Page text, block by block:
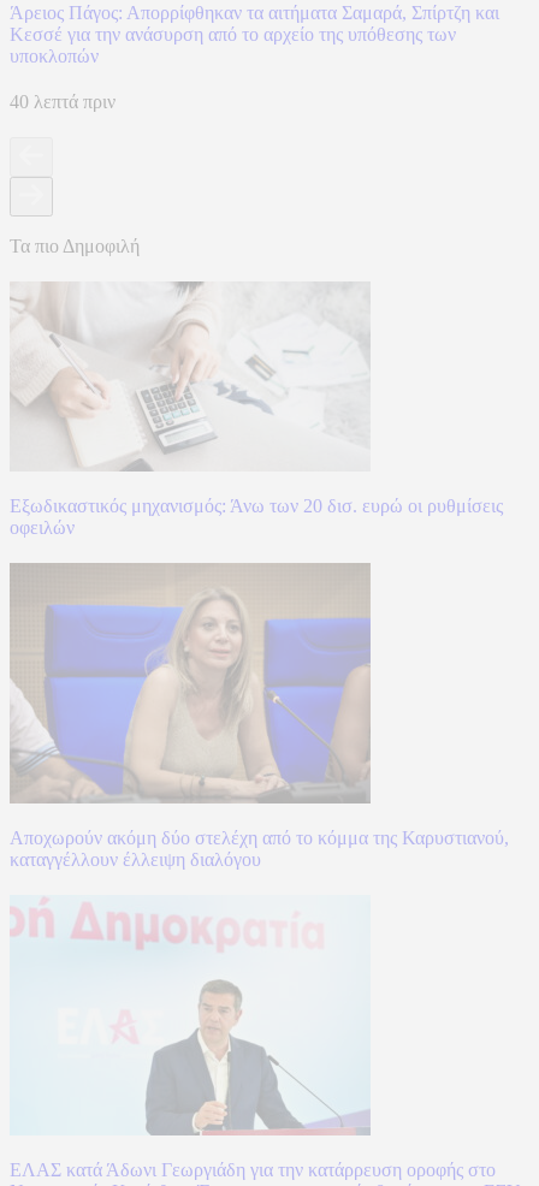
Άρειος Πάγος: Απορρίφθηκαν τα αιτήματα Σαμαρά, Σπίρτζη και
Κεσσέ για την ανάσυρση από το αρχείο της υπόθεσης των
υποκλοπών
40 λεπτά πριν
Τα πιο Δημοφιλή
Εξωδικαστικός μηχανισμός: Άνω των 20 δισ. ευρώ οι ρυθμίσεις
οφειλών
Αποχωρούν ακόμη δύο στελέχη από το κόμμα της Καρυστιανού,
καταγγέλλουν έλλειψη διαλόγου
ΕΛΑΣ κατά Άδωνι Γεωργιάδη για την κατάρρευση οροφής στο